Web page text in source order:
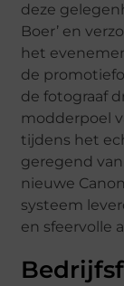
deze
Boer’ en
het
de
de fotograaf
modderpoel
tijdens het
geregend
nieuwe
systeem
en sfeervolle